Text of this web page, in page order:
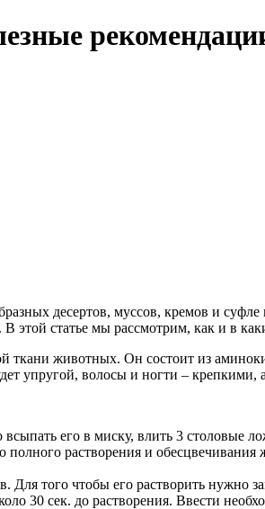
десертов, муссов, кремов и
этой статье мы рассмотрим, как и в
ткани животных. Он состоит из
упругой, волосы и ногти – крепкими,
его в миску, влить 3 столовые
растворения и
Для того чтобы его растворить нужно
30 сек. до растворения. Ввести